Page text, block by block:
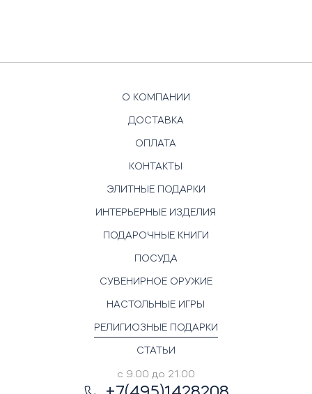
О КОМПАНИИ
ДОСТАВКА
ОПЛАТА
КОНТАКТЫ
ЭЛИТНЫЕ ПОДАРКИ
ИНТЕРЬЕРНЫЕ ИЗДЕЛИЯ
ПОДАРОЧНЫЕ КНИГИ
ПОСУДА
СУВЕНИРНОЕ ОРУЖИЕ
НАСТОЛЬНЫЕ ИГРЫ
РЕЛИГИОЗНЫЕ ПОДАРКИ
СТАТЬИ
с 9.00 до 21.00